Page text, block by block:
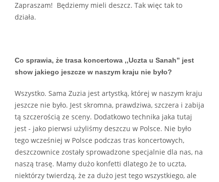
Zapraszam! Będziemy mieli deszcz. Tak więc tak to
działa.
Co sprawia, że trasa koncertowa ,,Uczta u Sanah” jest
show jakiego jeszcze w naszym kraju nie było?
Wszystko. Sama Zuzia jest artystką, której w naszym kraju
jeszcze nie było. Jest skromna, prawdziwa, szczera i zabija
tą szczerością ze sceny. Dodatkowo technika jaka tutaj
jest - jako pierwsi użyliśmy deszczu w Polsce. Nie było
tego wcześniej w Polsce podczas tras koncertowych,
deszczownice zostały sprowadzone specjalnie dla nas, na
naszą trasę. Mamy dużo konfetti dlatego że to uczta,
niektórzy twierdzą, że za dużo jest tego wszystkiego, ale